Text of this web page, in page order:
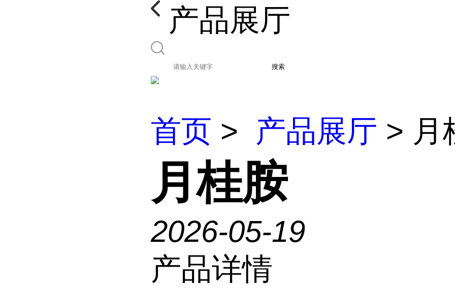
产品展厅
搜索
首页 > 产品展厅 > 月
月桂胺
2026-05-19
产品详情